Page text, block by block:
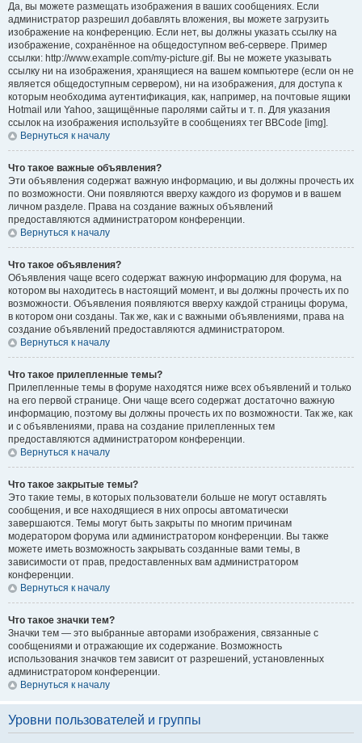
Да, вы можете размещать изображения в ваших сообщениях. Если
администратор разрешил добавлять вложения, вы можете загрузить
изображение на конференцию. Если нет, вы должны указать ссылку на
изображение, сохранённое на общедоступном веб-сервере. Пример
ссылки: http://www.example.com/my-picture.gif. Вы не можете указывать
ссылку ни на изображения, хранящиеся на вашем компьютере (если он не
является общедоступным сервером), ни на изображения, для доступа к
которым необходима аутентификация, как, например, на почтовые ящики
Hotmail или Yahoo, защищённые паролями сайты и т. п. Для указания
ссылок на изображения используйте в сообщениях тег BBCode [img].
Вернуться к началу
Что такое важные объявления?
Эти объявления содержат важную информацию, и вы должны прочесть их
по возможности. Они появляются вверху каждого из форумов и в вашем
личном разделе. Права на создание важных объявлений
предоставляются администратором конференции.
Вернуться к началу
Что такое объявления?
Объявления чаще всего содержат важную информацию для форума, на
котором вы находитесь в настоящий момент, и вы должны прочесть их по
возможности. Объявления появляются вверху каждой страницы форума,
в котором они созданы. Так же, как и с важными объявлениями, права на
создание объявлений предоставляются администратором.
Вернуться к началу
Что такое прилепленные темы?
Прилепленные темы в форуме находятся ниже всех объявлений и только
на его первой странице. Они чаще всего содержат достаточно важную
информацию, поэтому вы должны прочесть их по возможности. Так же, как
и с объявлениями, права на создание прилепленных тем
предоставляются администратором конференции.
Вернуться к началу
Что такое закрытые темы?
Это такие темы, в которых пользователи больше не могут оставлять
сообщения, и все находящиеся в них опросы автоматически
завершаются. Темы могут быть закрыты по многим причинам
модератором форума или администратором конференции. Вы также
можете иметь возможность закрывать созданные вами темы, в
зависимости от прав, предоставленных вам администратором
конференции.
Вернуться к началу
Что такое значки тем?
Значки тем — это выбранные авторами изображения, связанные с
сообщениями и отражающие их содержание. Возможность
использования значков тем зависит от разрешений, установленных
администратором конференции.
Вернуться к началу
Уровни пользователей и группы